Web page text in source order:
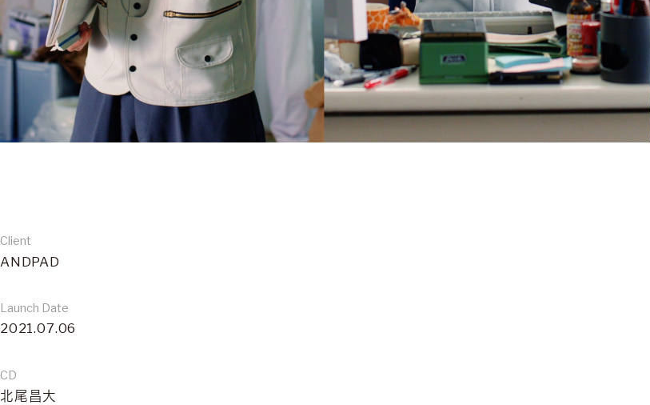
Client
ANDPAD
Launch Date
2021.07.06
CD
北尾昌大